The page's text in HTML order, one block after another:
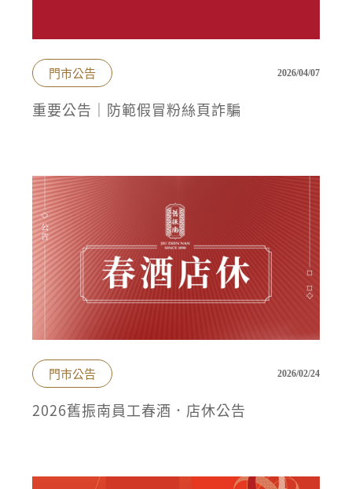
門市公告 2026/04/07
重要公告｜防範假冒粉絲頁詐騙
門市公告 2026/02/24
2026舊振南員工春酒．店休公告